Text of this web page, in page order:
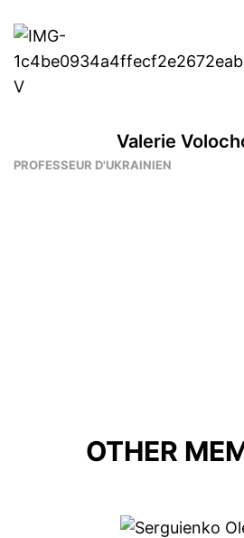
Valerie
PROFESSEUR D'UKRAINIEN
OTHER